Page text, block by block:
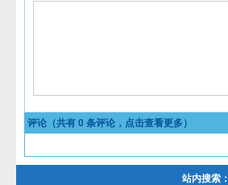
评论（共有 0 条评论，点击查看更多）
站内搜索：